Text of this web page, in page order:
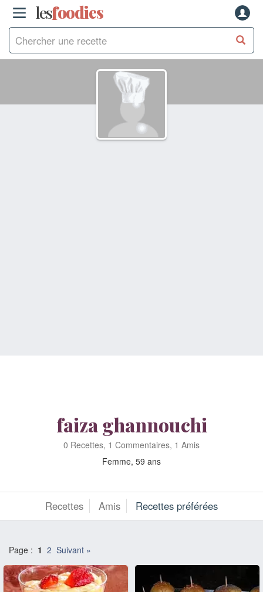
lesfoodies
faiza ghannouchi
0 Recettes, 1 Commentaires, 1 Amis
Femme, 59 ans
Recettes Amis Recettes préférées
Page : 1 2 Suivant »